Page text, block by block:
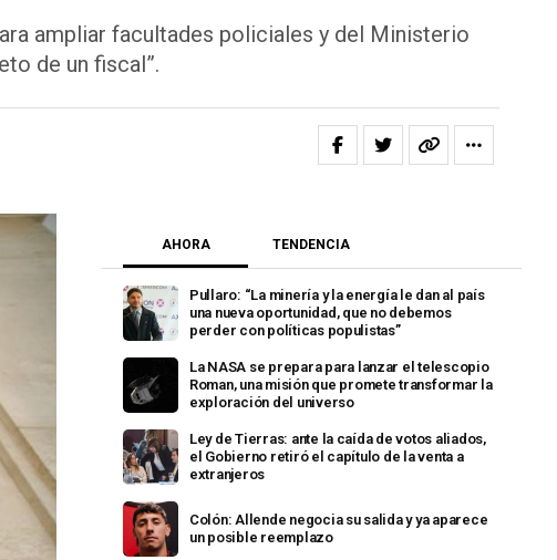
ampliar facultades policiales y del Ministerio
de un fiscal”.
AHORA TENDENCIA
Pullaro: “La minería y la energía le dan al país
una nueva oportunidad, que no debemos
perder con políticas populistas”
La NASA se prepara para lanzar el telescopio
Roman, una misión que promete transformar la
exploración del universo
Ley de Tierras: ante la caída de votos aliados,
el Gobierno retiró el capítulo de la venta a
extranjeros
Colón: Allende negocia su salida y ya aparece
un posible reemplazo